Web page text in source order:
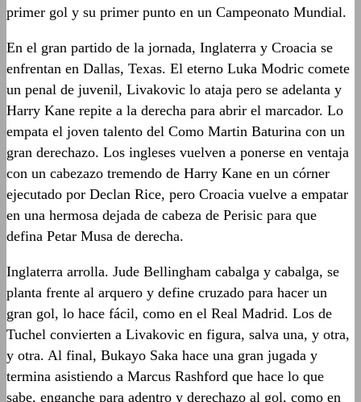
primer gol y su primer punto en un Campeonato Mundial.
En el gran partido de la jornada, Inglaterra y Croacia se
enfrentan en Dallas, Texas. El eterno Luka Modric comete
un penal de juvenil, Livakovic lo ataja pero se adelanta y
Harry Kane repite a la derecha para abrir el marcador. Lo
empata el joven talento del Como Martin Baturina con un
gran derechazo. Los ingleses vuelven a ponerse en ventaja
con un cabezazo tremendo de Harry Kane en un córner
ejecutado por Declan Rice, pero Croacia vuelve a empatar
en una hermosa dejada de cabeza de Perisic para que
defina Petar Musa de derecha.
Inglaterra arrolla. Jude Bellingham cabalga y cabalga, se
planta frente al arquero y define cruzado para hacer un
gran gol, lo hace fácil, como en el Real Madrid. Los de
Tuchel convierten a Livakovic en figura, salva una, y otra,
y otra. Al final, Bukayo Saka hace una gran jugada y
termina asistiendo a Marcus Rashford que hace lo que
sabe, enganche para adentro y derechazo al gol, como en